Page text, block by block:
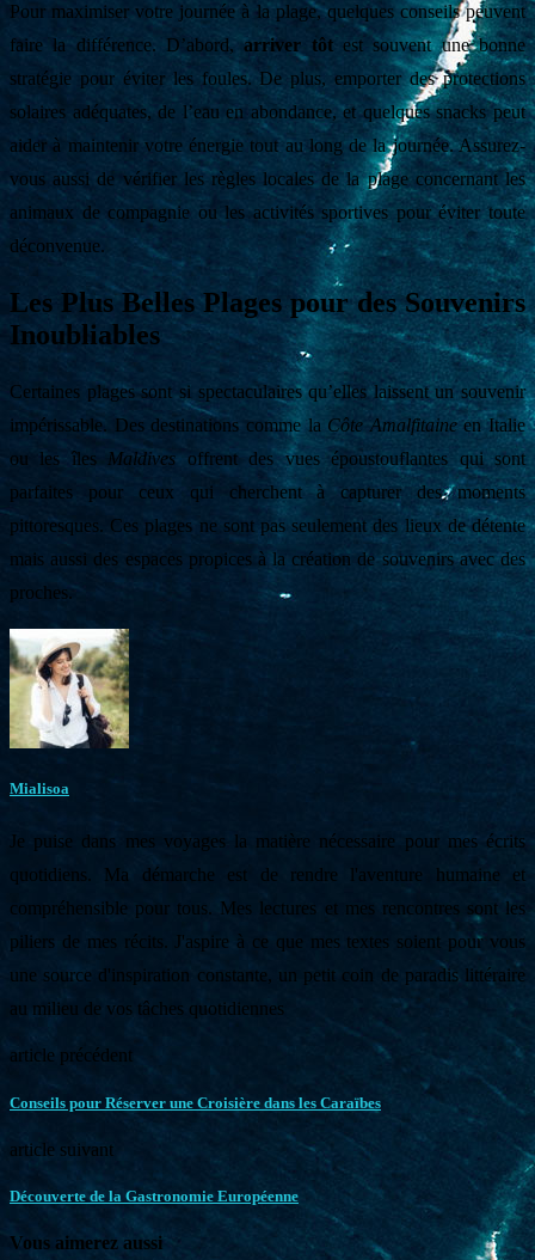
Pour maximiser votre journée à la plage, quelques conseils peuvent
faire la différence. D’abord,arriver tôtest souvent une bonne
stratégie pour éviter les foules. De plus, emporter des protections
solaires adéquates, de l’eau en abondance, et quelques snacks peut
aider à maintenir votre énergie tout au long de la journée. Assurez-
vous aussi de vérifier les règles locales de la plage concernant les
animaux de compagnie ou les activités sportives pour éviter toute
déconvenue.
Les Plus Belles Plages pour des Souvenirs
Inoubliables
Certaines plages sont si spectaculaires qu’elles laissent un souvenir
impérissable. Des destinations comme la Côte Amalfitaineen Italie
ou les îles Maldivesoffrent des vues époustouflantes qui sont
parfaites pour ceux qui cherchent à capturer des moments
pittoresques. Ces plages ne sont pas seulement des lieux de détente
mais aussi des espaces propices à la création de souvenirs avec des
proches.
Mialisoa
Je puise dans mes voyages la matière nécessaire pour mes écrits
quotidiens. Ma démarche est de rendre l'aventure humaine et
compréhensible pour tous. Mes lectures et mes rencontres sont les
piliers de mes récits. J'aspire à ce que mes textes soient pour vous
une source d'inspiration constante, un petit coin de paradis littéraire
au milieu de vos tâches quotidiennes
article précédent
Conseils pour Réserver une Croisière dans les Caraïbes
article suivant
Découverte de la Gastronomie Européenne
Vous aimerez aussi